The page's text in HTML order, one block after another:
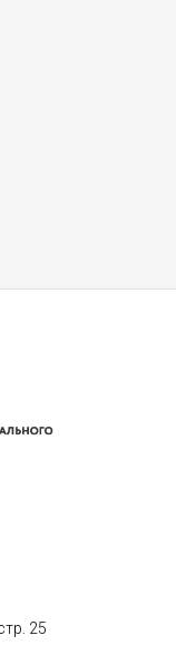
25